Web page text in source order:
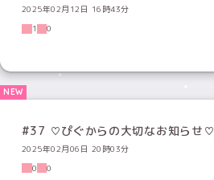
2025年02月12日 16時43分
1
0
#37 ♡ぴぐからの大切なお知らせ♡
2025年02月06日 20時03分
0
0